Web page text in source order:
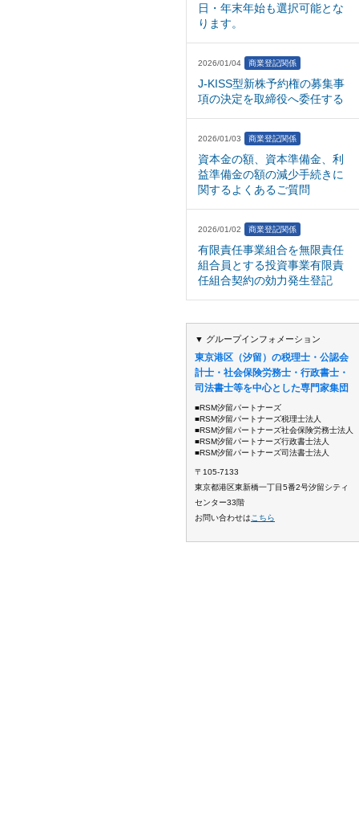
日・年末年始も選択可能とな
ります。
2026/01/04 商業登記関係
J-KISS型新株予約権の募集事
項の決定を取締役へ委任する
2026/01/03 商業登記関係
資本金の額、資本準備金、利
益準備金の額の減少手続きに
関するよくあるご質問
2026/01/02 商業登記関係
有限責任事業組合を無限責任
組合員とする投資事業有限責
任組合契約の効力発生登記
▼ グループインフォメーション
東京港区（汐留）の税理士・公認会
計士・社会保険労務士・行政書士・
司法書士等を中心とした専門家集団
■RSM汐留パートナーズ
■RSM汐留パートナーズ税理士法人
■RSM汐留パートナーズ社会保険労務士法人
■RSM汐留パートナーズ行政書士法人
■RSM汐留パートナーズ司法書士法人
〒105-7133
東京都港区東新橋一丁目5番2号汐留シティ
センター33階
お問い合わせは こちら